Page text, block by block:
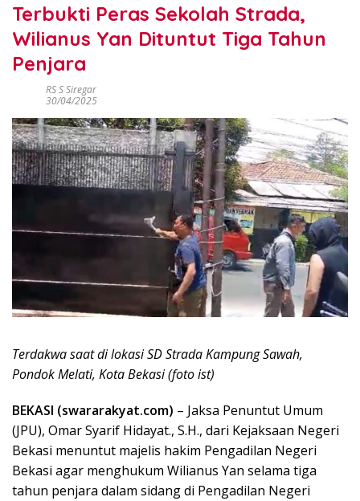
Terbukti Peras Sekolah Strada,
Wilianus Yan Dituntut Tiga Tahun
Penjara
RS S Siregar
30/04/2025
Terdakwa saat di lokasi SD Strada Kampung Sawah,
Pondok Melati, Kota Bekasi (foto ist)
BEKASI (swararakyat.com) – Jaksa Penuntut Umum
(JPU), Omar Syarif Hidayat., S.H., dari Kejaksaan Negeri
Bekasi menuntut majelis hakim Pengadilan Negeri
Bekasi agar menghukum Wilianus Yan selama tiga
tahun penjara dalam sidang di Pengadilan Negeri